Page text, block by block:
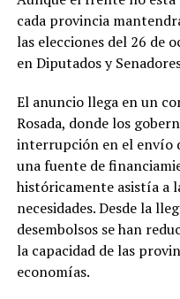
cada provincia
las elecciones del 26 de
en Diputados y
El anuncio llega en un
Rosada, donde los
interrupción en el envío
una fuente de
históricamente asistía a
necesidades. Desde la
desembolsos se han
la capacidad de las
economías.